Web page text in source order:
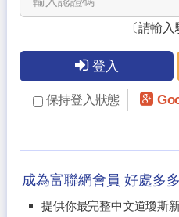
〔請輸入
登入
保持登入狀態
成為富聯網會員 好處多多
提供你最完整中文道瓊斯